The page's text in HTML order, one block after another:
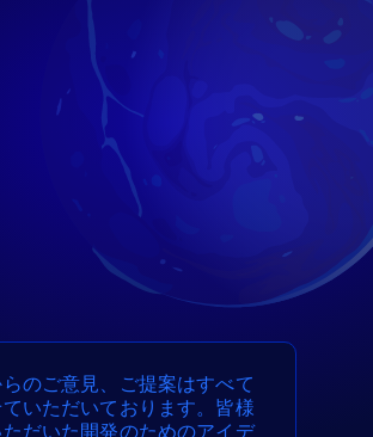
のご意見、ご提案はすべて
いただいております。皆様
だいた開発のためのアイデ